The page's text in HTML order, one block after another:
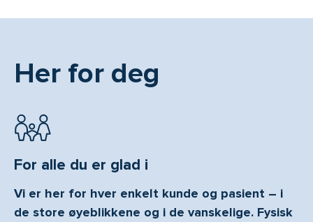
Her for deg
For alle du er glad i
Vi er her for hver enkelt kunde og pasient – i
de store øyeblikkene og i de vanskelige. Fysisk